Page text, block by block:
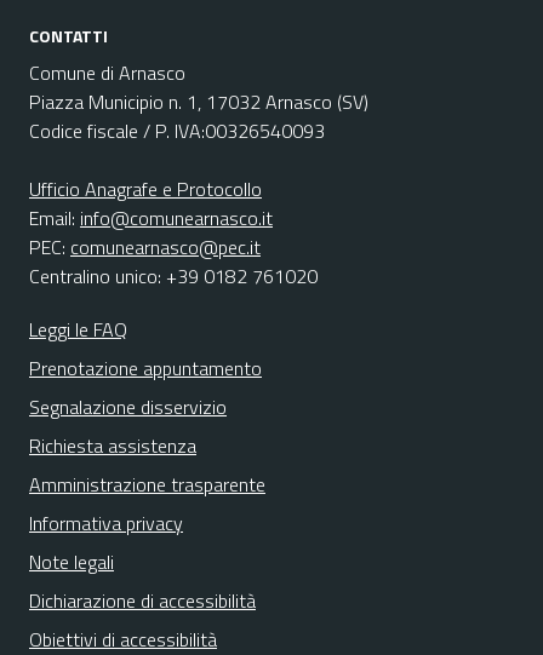
CONTATTI
Comune di Arnasco
Piazza Municipio n. 1, 17032 Arnasco (SV)
Codice fiscale / P. IVA:00326540093
Ufficio Anagrafe e Protocollo
Email: info@comunearnasco.it
PEC: comunearnasco@pec.it
Centralino unico: +39 0182 761020
Leggi le FAQ
Prenotazione appuntamento
Segnalazione disservizio
Richiesta assistenza
Amministrazione trasparente
Informativa privacy
Note legali
Dichiarazione di accessibilità
Obiettivi di accessibilità